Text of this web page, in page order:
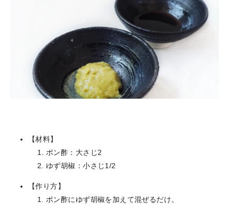
【材料】
ポン酢：大さじ2
ゆず胡椒：小さじ1/2
【作り方】
ポン酢にゆず胡椒を加えて混ぜるだけ。